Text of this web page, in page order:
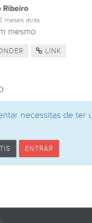
Ribeiro
meses atrás
mesmo
LINK
necessitas de
ENTRAR